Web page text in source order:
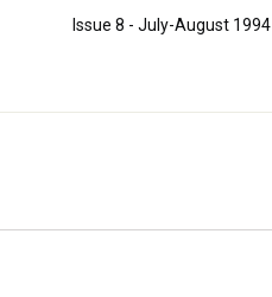
Issue 8 - July-August 1994